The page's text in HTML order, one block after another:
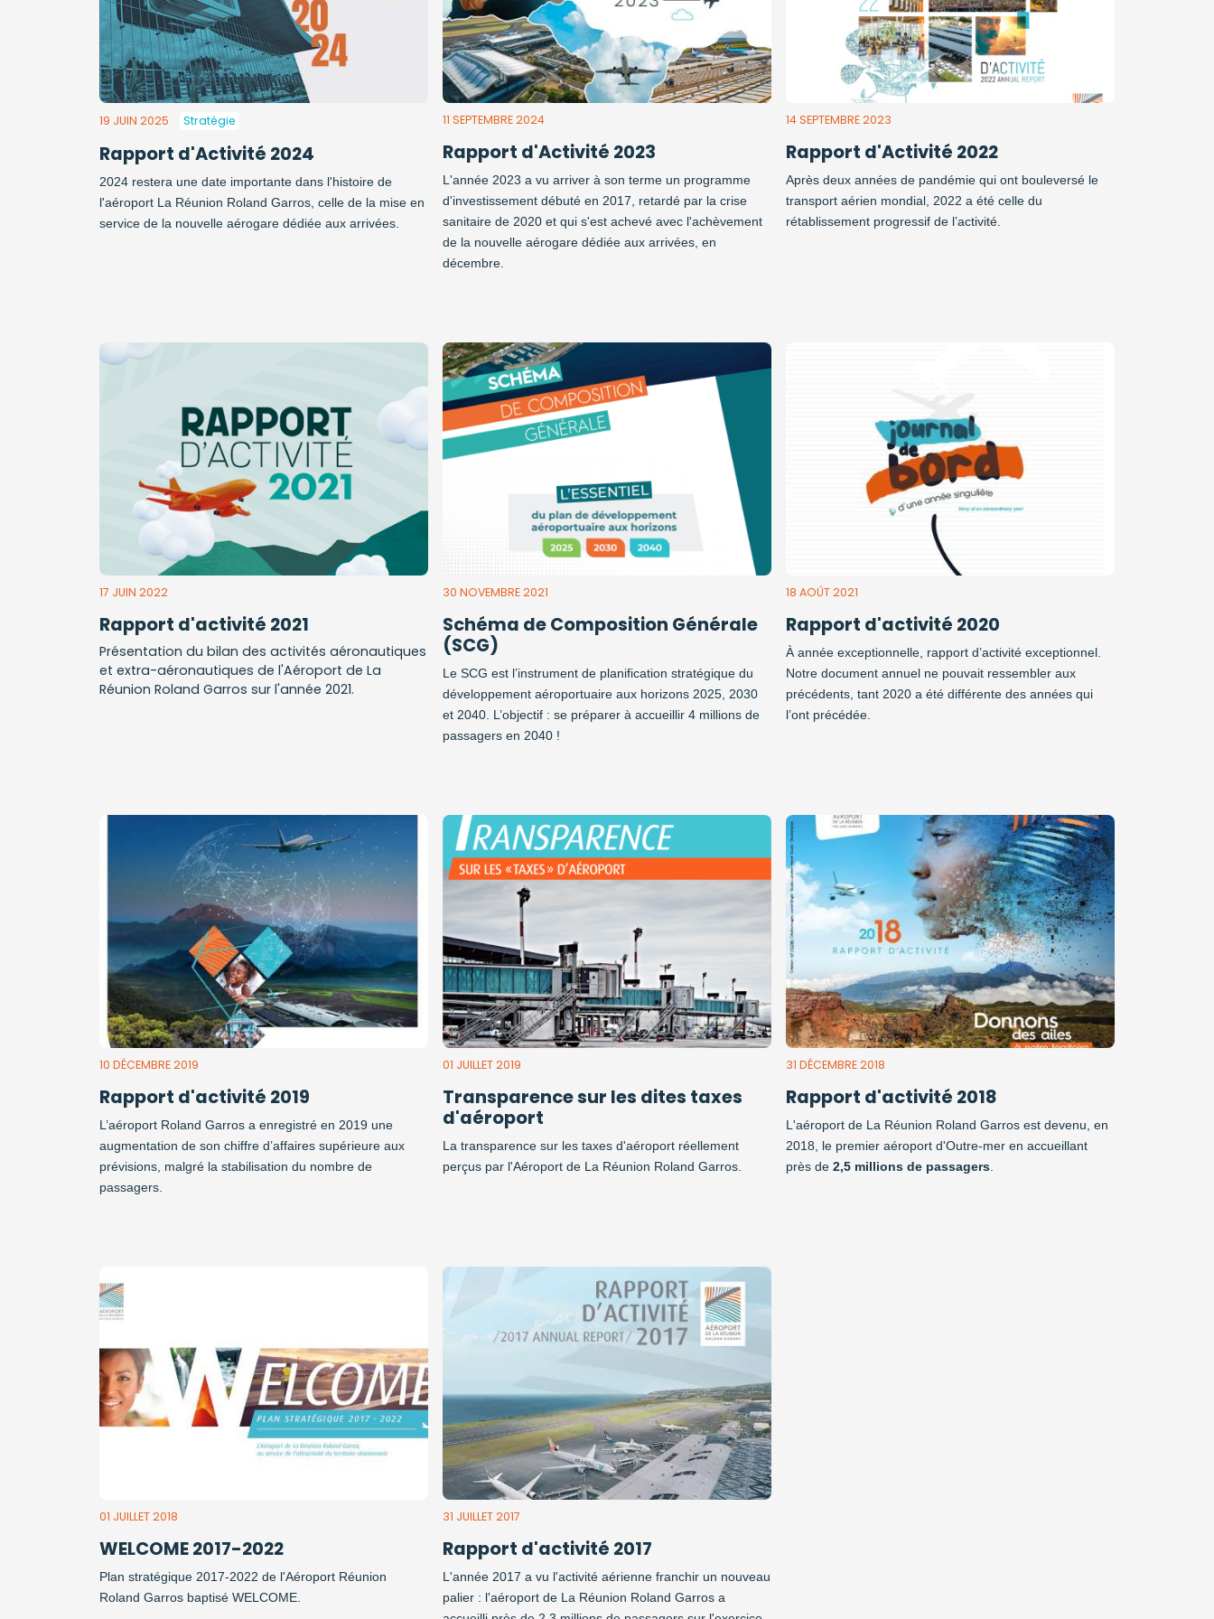
19 JUIN 2025 Stratégie
Rapport d'Activité 2024
2024 restera une date importante dans l'histoire de
l'aéroport La Réunion Roland Garros, celle de la mise en
service de la nouvelle aérogare dédiée aux arrivées.
11 SEPTEMBRE 2024
Rapport d'Activité 2023
L'année 2023 a vu arriver à son terme un programme
d'investissement débuté en 2017, retardé par la crise
sanitaire de 2020 et qui s'est achevé avec l'achèvement
de la nouvelle aérogare dédiée aux arrivées, en
décembre.
14 SEPTEMBRE 2023
Rapport d'Activité 2022
Après deux années de pandémie qui ont bouleversé le
transport aérien mondial, 2022 a été celle du
rétablissement progressif de l’activité.
17 JUIN 2022
Rapport d'activité 2021
Présentation du bilan des activités aéronautiques
et extra-aéronautiques de l'Aéroport de La
Réunion Roland Garros sur l'année 2021.
30 NOVEMBRE 2021
Schéma de Composition Générale
(SCG)
Le SCG est l’instrument de planification stratégique du
développement aéroportuaire aux horizons 2025, 2030
et 2040. L’objectif : se préparer à accueillir 4 millions de
passagers en 2040 !
18 AOÛT 2021
Rapport d'activité 2020
À année exceptionnelle, rapport d’activité exceptionnel.
Notre document annuel ne pouvait ressembler aux
précédents, tant 2020 a été différente des années qui
l’ont précédée.
10 DÉCEMBRE 2019
Rapport d'activité 2019
L’aéroport Roland Garros a enregistré en 2019 une
augmentation de son chiffre d’affaires supérieure aux
prévisions, malgré la stabilisation du nombre de
passagers.
01 JUILLET 2019
Transparence sur les dites taxes
d'aéroport
La transparence sur les taxes d'aéroport réellement
perçus par l'Aéroport de La Réunion Roland Garros.
31 DÉCEMBRE 2018
Rapport d'activité 2018
L'aéroport de La Réunion Roland Garros est devenu, en
2018, le premier aéroport d'Outre-mer en accueillant
près de 2,5 millions de passagers
01 JUILLET 2018
WELCOME 2017-2022
Plan stratégique 2017-2022 de l'Aéroport Réunion
Roland Garros baptisé WELCOME.
31 JUILLET 2017
Rapport d'activité 2017
L'année 2017 a vu l'activité aérienne franchir un nouveau
palier : l'aéroport de La Réunion Roland Garros a